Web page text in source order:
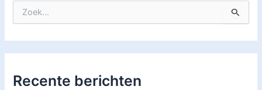
o
a
Recente berichten